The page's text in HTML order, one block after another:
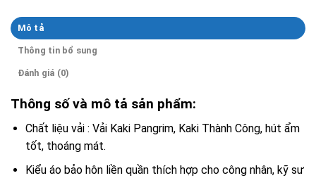
Mô tả
Thông tin bổ sung
Đánh giá (0)
Thông số và mô tả sản phẩm:
Chất liệu vải : Vải Kaki Pangrim, Kaki Thành Công, hút ẩm
tốt, thoáng mát.
Kiểu áo bảo hôn liền quần thích hợp cho công nhân, kỹ sư